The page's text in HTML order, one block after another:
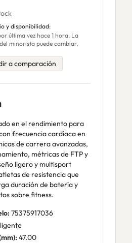
y disponibilidad:
última vez hace 1 hora. La
minorista puede cambiar.
a comparación
en el rendimiento para
frecuencia cardíaca en
de carrera avanzadas,
métricas de FTP y
ligero y multisport
de resistencia que
duración de batería y
sobre fitness.
75375917036
47.00